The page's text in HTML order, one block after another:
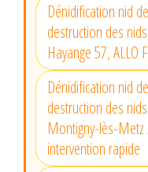
Dénidification nid
destruction des
Hayange 57, ALLO
Dénidification nid
destruction des
Montigny-lès-Metz
intervention rapide